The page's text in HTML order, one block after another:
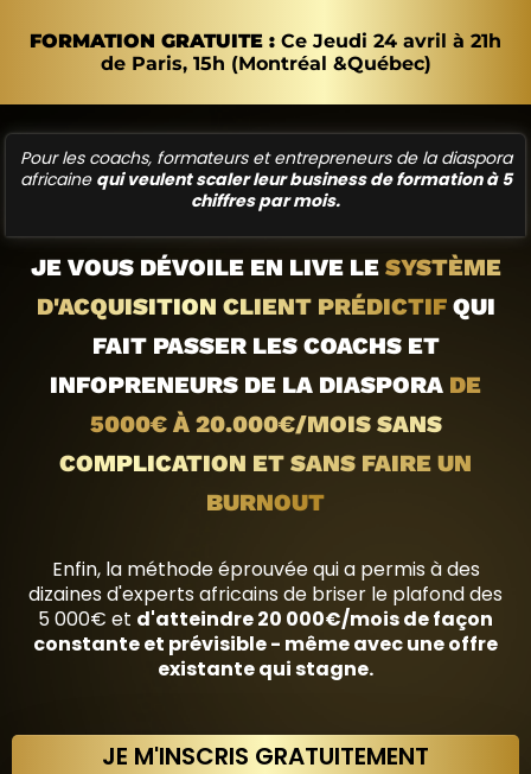
FORMATION GRATUITE : Ce Jeudi 24 avril à 21h
de Paris, 15h (Montréal &Québec)
Pour les coachs, formateurs et entrepreneurs de la diaspora
africaine qui veulent scaler leur business de formation à 5
chiffres par mois.
JE VOUS DÉVOILE EN LIVE LE SYSTÈME
D'ACQUISITION CLIENT PRÉDICTIF QUI
FAIT PASSER LES COACHS ET
INFOPRENEURS DE LA DIASPORA DE
5000€ À 20.000€/MOIS SANS
COMPLICATION ET SANS FAIRE UN
BURNOUT
Enfin, la méthode éprouvée qui a permis à des
dizaines d'experts africains de briser le plafond des
5 000€ et d'atteindre 20 000€/mois de façon
constante et prévisible - même avec une offre
existante qui stagne.
JE M'INSCRIS GRATUITEMENT